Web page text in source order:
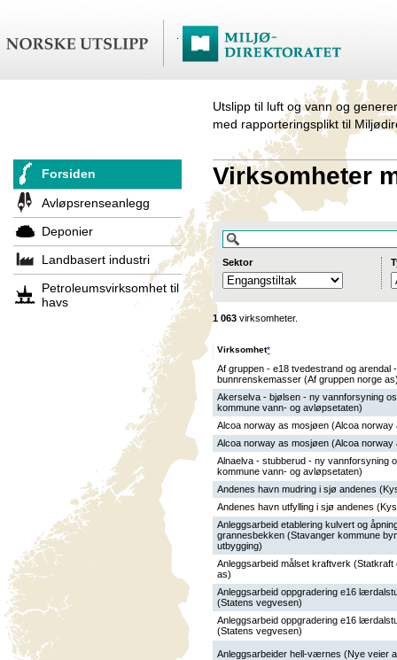
Utslipp til luft og vann og
med rapporteringsplikt til
Forsiden
Avløpsrenseanlegg
Deponier
Landbasert industri
Petroleumsvirksomhet til
havs
Virksomheter
Sektor
1 063 virksomheter.
Virksomhet*
Af gruppen - e18 tvedestrand og arendal -
bunnrenskemasser (Af gruppen norge
Akerselva - bjølsen - ny vannforsyning
kommune vann- og avløpsetaten)
Alcoa norway as mosjøen (Alcoa norway
Alcoa norway as mosjøen (Alcoa norway
Alnaelva - stubberud - ny vannforsyning
kommune vann- og avløpsetaten)
Andenes havn mudring i sjø andenes
Andenes havn utfylling i sjø andenes
Anleggsarbeid etablering kulvert og
grannesbekken (Stavanger kommune
utbygging)
Anleggsarbeid målset kraftverk (Statkraft
as)
Anleggsarbeid oppgradering e16
(Statens vegvesen)
Anleggsarbeid oppgradering e16
(Statens vegvesen)
Anleggsarbeider hell-værnes (Nye veier